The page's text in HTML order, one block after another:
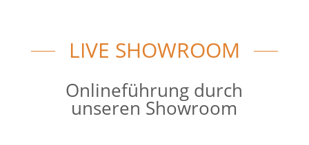
LIVE SHOWROOM
Onlineführung durch
unseren Showroom